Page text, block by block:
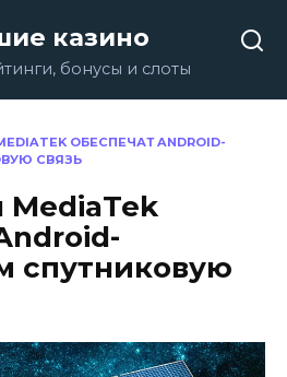
казино
бонусы и слоты
ОБЕСПЕЧАТ ANDROID-
СВЯЗЬ
спутниковую